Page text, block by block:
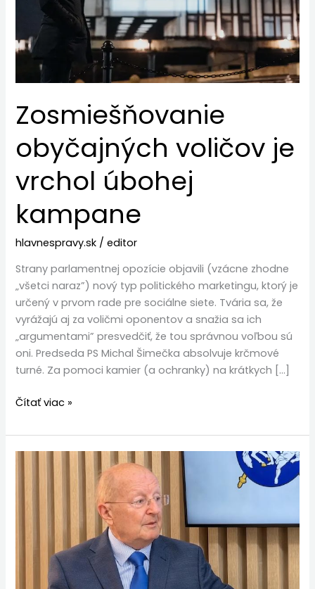
Zosmiešňovanie
obyčajných voličov je
vrchol úbohej
kampane
hlavnespravy.sk /editor
Strany parlamentnej opozície objavili (vzácne zhodne
„všetci naraz”) nový typ politického marketingu, ktorý je
určený v prvom rade pre sociálne siete. Tvária sa, že
vyrážajú aj za voličmi oponentov a snažia sa ich
„argumentami” presvedčiť, že tou správnou voľbou sú
oni. Predseda PS Michal Šimečka absolvuje krčmové
turné. Za pomoci kamier (a ochranky) na krátkych […]
Čítať viac »
Peter